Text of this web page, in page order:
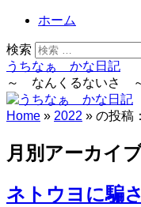
ホーム
検索
うちなぁ かな日記
～ なんくるないさ
Home » 2022 » の投稿：
月別アーカイ
ネトウヨに騙